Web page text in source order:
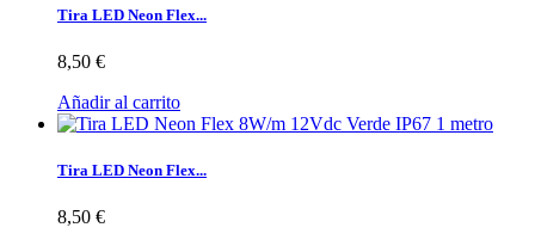
Tira LED Neon Flex...
8,50 €
Añadir al carrito
Tira LED Neon Flex...
8,50 €